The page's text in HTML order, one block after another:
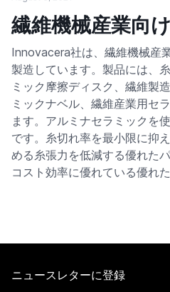
繊維機械産業向
Innovacera社は、繊維機械産
製造しています。製品には、
ミック摩擦ディスク、繊維製
ミックナベル、繊維産業用セ
ます。アルミナセラミックを
です。糸切れ率を最小限に抑
める糸張力を低減する優れた
コスト効率に優れている優れ
ニュースレターに登録